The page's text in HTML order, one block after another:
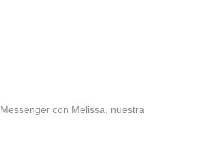
con Melissa, nuestra